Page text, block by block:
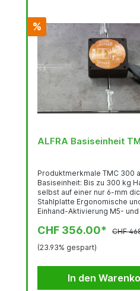
%
ALFRA Basiseinheit
Produktmerkmale TMC 300
Basiseinheit: Bis zu 300 kg Haltekraft,
selbst auf einer nur 6-mm
Stahlplatte Ergonomische und einfache
Einhand-Aktivierung M5- und M6-
seitlich, ermöglichen ein
wie Schnittführungen, Winkel-
Ideale Arbeitserleichterung
Platten-Nivellierung,
CHF 356.00*
CHF
(23.93% gespart)
In den